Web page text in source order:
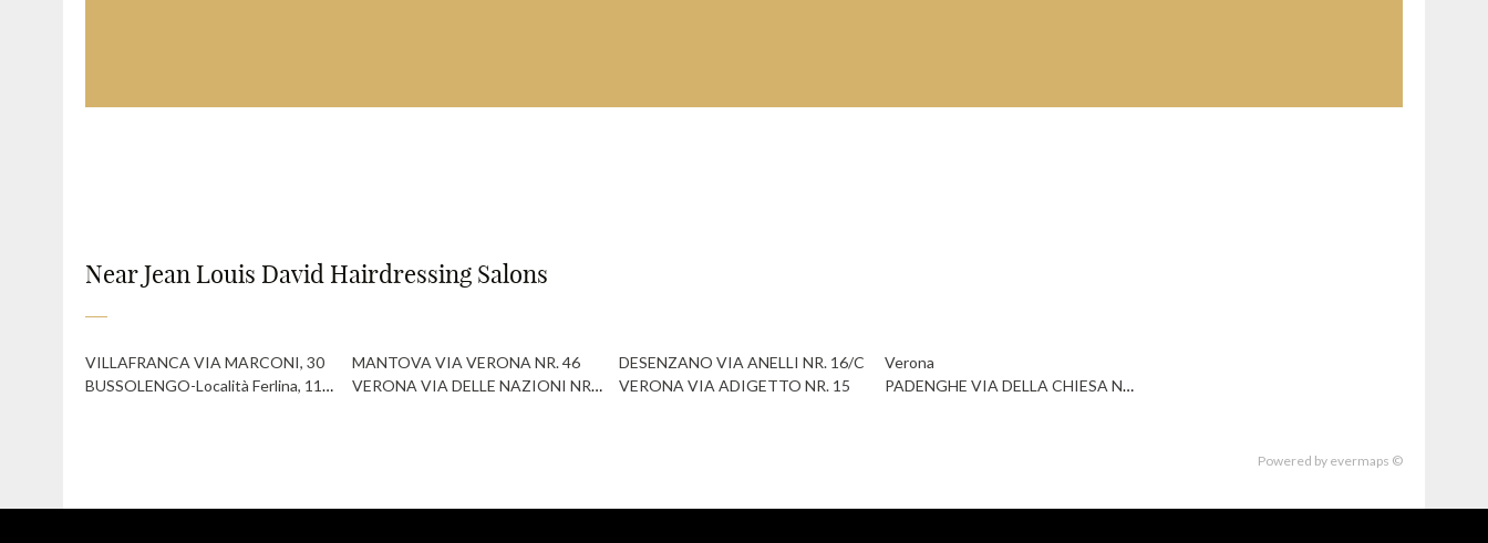
Near Jean Louis David Hairdressing Salons
VILLAFRANCA VIA MARCONI, 30
BUSSOLENGO-Località Ferlina, 11 - C.C. Le Porte dell'Adige
MANTOVA VIA VERONA NR. 46
VERONA VIA DELLE NAZIONI NR. 1 - C.C. ADIGEO
DESENZANO VIA ANELLI NR. 16/C
VERONA VIA ADIGETTO NR. 15
Verona
PADENGHE VIA DELLA CHIESA N. 28
Powered by evermaps ©